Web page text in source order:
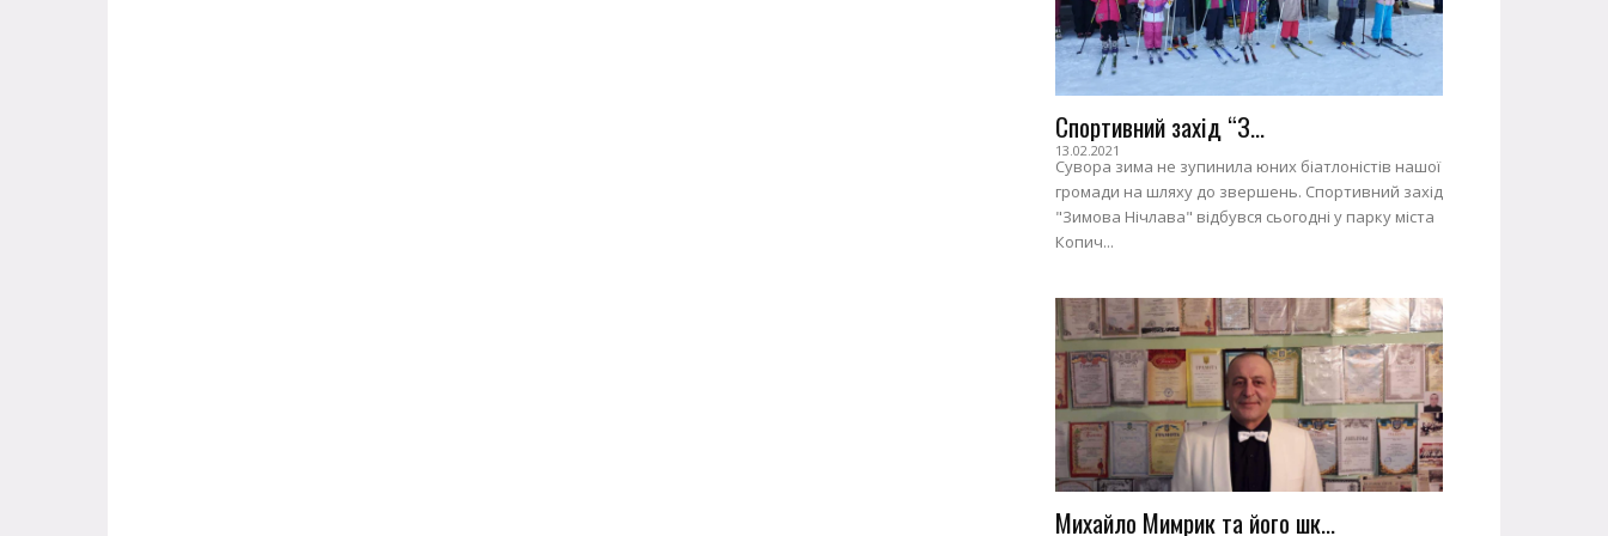
Спортивний захід “З...
13.02.2021
Сувора зима не зупинила юних біатлоністів нашої
громади на шляху до звершень. Спортивний захід
"Зимова Нічлава" відбувся сьогодні у парку міста
Копич...
Михайло Мимрик та його шк...